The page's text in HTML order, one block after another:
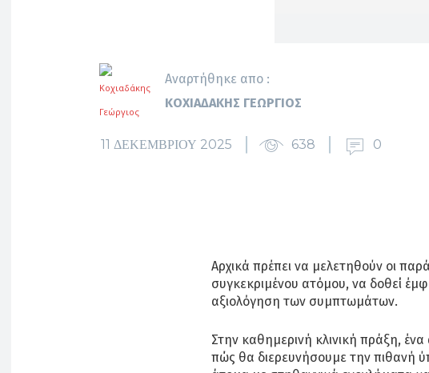
Αναρτήθηκε απο :
ΚΟΧΙΑΔΆΚΗΣ ΓΕΏΡΓΙΟΣ
11 ΔΕΚΕΜΒΡΊΟΥ 2025 638 0
Αρχικά πρέπει να μελετηθούν οι
συγκεκριμένου ατόμου, να δοθεί
αξιολόγηση των συμπτωμάτων.
Στην καθημερινή κλινική πράξη,
πώς θα διερευνήσουμε την πιθανή